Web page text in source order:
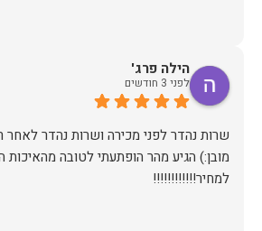
הילה פרג'
לפני 3 חודשים
שרות נהדר לפני מכירה ושרות נהדר לאחר
מובן:) הגיע מהר הופתעתי לטובה מהאיכות
למחיר!!!!!!!!!!!!